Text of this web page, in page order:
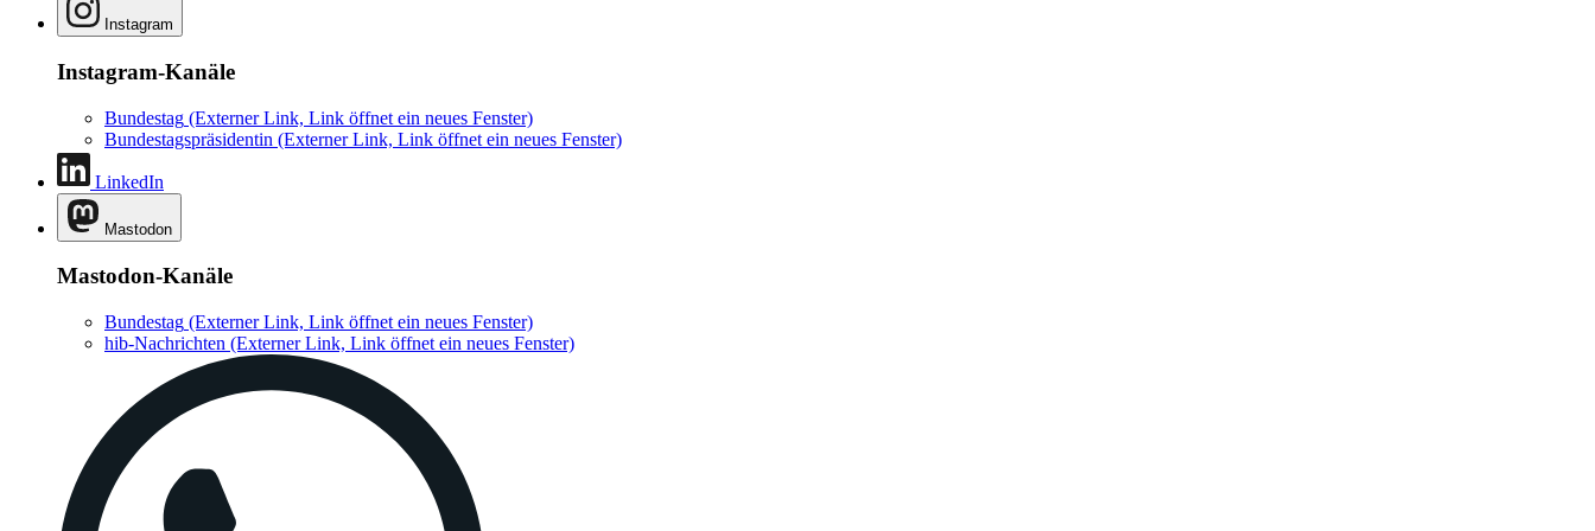
Instagram
Instagram-Kanäle
Bundestag (Externer Link, Link öffnet ein neues Fenster)
Bundestagspräsidentin (Externer Link, Link öffnet ein neues Fenster)
LinkedIn
Mastodon
Mastodon-Kanäle
Bundestag (Externer Link, Link öffnet ein neues Fenster)
hib-Nachrichten (Externer Link, Link öffnet ein neues Fenster)